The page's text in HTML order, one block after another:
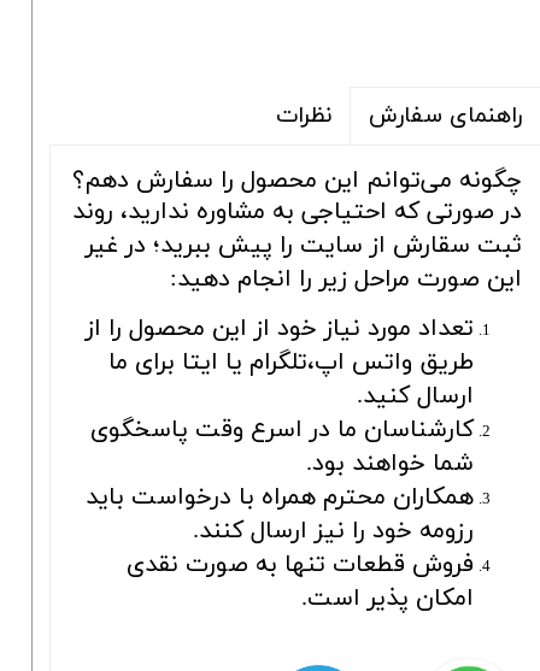
راهنمای سفارش نظرات
چگونه می‌توانم این محصول را سفارش دهم؟
در صورتی که احتیاجی به مشاوره ندارید، روند
ثبت سقارش از سایت را پیش ببرید؛ در غیر
این صورت مراحل زیر را انجام دهید:
تعداد مورد نیاز خود از این محصول را از
طریق واتس اپ،تلگرام یا ایتا برای ما
ارسال کنید.
کارشناسان ما در اسرع وقت پاسخگوی
شما خواهند بود.
همکاران محترم همراه با درخواست باید
رزومه خود را نیز ارسال کنند.
فروش قطعات تنها به صورت نقدی
امکان پذیر است.